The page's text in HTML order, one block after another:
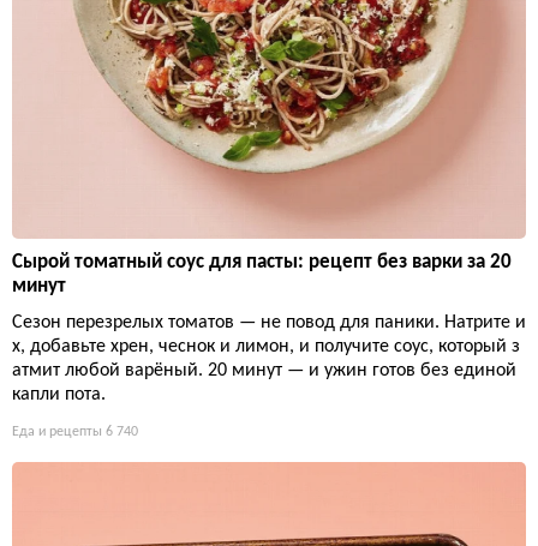
Сырой томатный соус для пасты: рецепт без варки за 20
минут
Сезон перезрелых томатов — не повод для паники. Натрите и
х, добавьте хрен, чеснок и лимон, и получите соус, который з
атмит любой варёный. 20 минут — и ужин готов без единой
капли пота.
Еда и рецепты 6 740